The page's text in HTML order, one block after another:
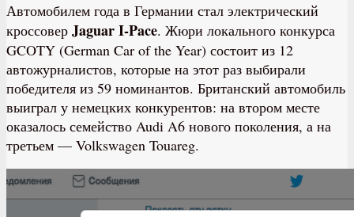
Автомобилем года в Германии стал электрический
кроссовер Jaguar I-Pace. Жюри локального конкурса
GCOTY (German Car of the Year) состоит из 12
автожурналистов, которые на этот раз выбирали
победителя из 59 номинантов. Британский автомобиль
выиграл у немецких конкурентов: на втором месте
оказалось семейство Audi A6 нового поколения, а на
третьем — Volkswagen Touareg.